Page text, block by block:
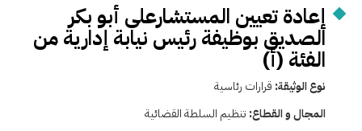
إعادة تعيين المستشارعلى أبو بكر
الصديق بوظيفة رئيس نيابة إدارية من
الفئة (أ)
نوع الوثيقة: قرارات رئاسية
المجال و القطاع: تنظيم السلطة القضائية